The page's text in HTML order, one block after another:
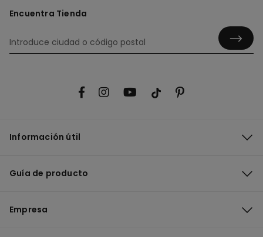
Encuentra Tienda
Información útil
Guía de producto
Empresa